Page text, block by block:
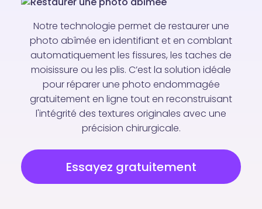
Notre technologie permet de restaurer une
photo abîmée en identifiant et en comblant
automatiquement les fissures, les taches de
moisissure ou les plis. C’est la solution idéale
pour réparer une photo endommagée
gratuitement en ligne tout en reconstruisant
l'intégrité des textures originales avec une
précision chirurgicale.
Essayez gratuitement